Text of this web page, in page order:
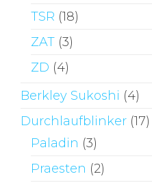
TSR (18)
ZAT (3)
ZD (4)
Berkley Sukoshi (4)
Durchlaufblinker (17)
Paladin (3)
Praesten (2)